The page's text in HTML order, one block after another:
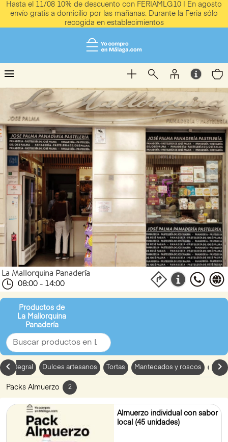
Hasta el 11/08 10% de descuento con FERIAMLG10 | En agosto
envío gratis a domicilio por las mañanas. Durante la Feria sólo
recogida en establecimientos
menu
La Mallorquina Panadería
08:00 - 14:00
Productos de
La Mallorquina
Panadería
chevron_leftintegral Dulces artesanos Tortas Mantecados y roscos
Packs Almuerzo 2
Almuerzo individual con sabor
local (45 unidades)